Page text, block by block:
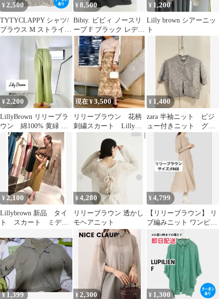
¥2,500
TYTYCLAPPY シャツ/
ブラウス M ストライプ
柄 刺繍 ワンポイント
ブランドロゴ 半袖 オー
プンカラー ミドル丈 レ
¥8,500
Bibiy. ビビィ ノースリ
ーブ F ブラック レディ
ース
¥ 1,200
Lilly brown シアーニッ
ト
¥2,200
LillyBrown リリーブラ
ウン 綿100% 黄緑 パ
ンツ
現在 ¥3,500
リリーブラウン 花柄
刺繍スカート Lilly
brown 刺繍 レース
¥ 1,400
zara 半袖ニット ビジ
ュー付きニット グレ
ー カーディガン
¥2,100
Lillybrown 新品 タイ
ト スカート ミディ
らし
¥4,280
リリーブラウン 透かし
モヘアニット
¥4,799
【リリーブラウン】 リ
ブ編みニット ワンピー
ス オレンジ ブラウ
ン ロング
¥1,399 ¥2,300 ¥ 1,300